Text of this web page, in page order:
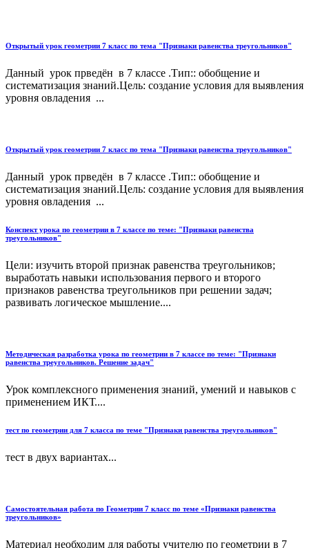
Открытый урок геометрии 7 класс по тема "Признаки равенства треугольников"
Данный урок прведён в 7 классе .Тип:: обобщение и
систематизация знаний.Цель: создание условия для выявления
уровня овладения ...
Открытый урок геометрии 7 класс по тема "Признаки равенства треугольников"
Данный урок прведён в 7 классе .Тип:: обобщение и
систематизация знаний.Цель: создание условия для выявления
уровня овладения ...
Конспект урока по геометрии в 7 классе по теме: "Признаки равенства
треугольников"
Цели: изучить второй признак равенства треугольников;
выработать навыки использования первого и второго
признаков равенства треугольников при решении задач;
развивать логическое мышление....
Методическая разработка урока по геометрии в 7 классе по теме: "Признаки
равенства треугольников. Решение задач"
Урок комплексного применения знаний, умений и навыков с
применением ИКТ....
тест по геометрии для 7 класса по теме "Признаки равенства треугольников"
тест в двух вариантах...
Самостоятельная работа по Геометрии 7 класс по теме «Признаки равенства
треугольников»
Материал необходим для работы учителю по геометрии в 7